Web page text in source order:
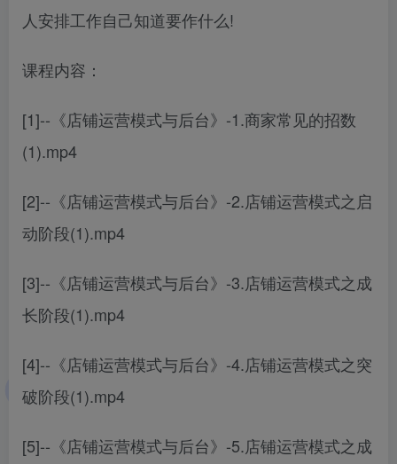
人安排工作自己知道要作什么!
课程内容：
[1]--《店铺运营模式与后台》-1.商家常见的招数
(1).mp4
[2]--《店铺运营模式与后台》-2.店铺运营模式之启
动阶段(1).mp4
[3]--《店铺运营模式与后台》-3.店铺运营模式之成
长阶段(1).mp4
[4]--《店铺运营模式与后台》-4.店铺运营模式之突
破阶段(1).mp4
[5]--《店铺运营模式与后台》-5.店铺运营模式之成